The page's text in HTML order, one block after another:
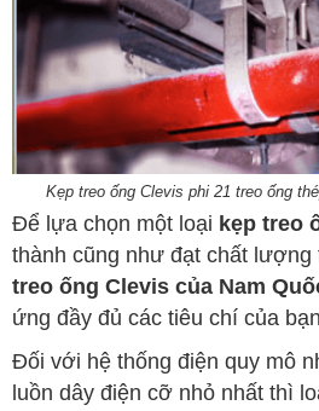
Kẹp treo ống Clevis phi 21 treo ống
Để lựa chọn một loại kẹp treo
thành cũng như đạt chất lượng
treo ống Clevis của Nam
ứng đầy đủ các tiêu chí của
Đối với hệ thống điện quy mô
luồn dây điện cỡ nhỏ nhất thì